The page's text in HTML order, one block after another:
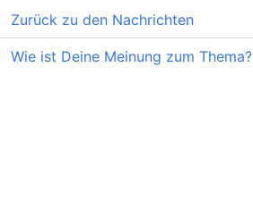
Zurück zu den Nachrichten
Wie ist Deine Meinung zum Thema?